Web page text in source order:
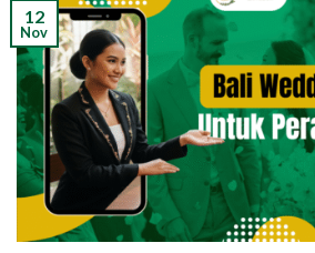
12
Nov